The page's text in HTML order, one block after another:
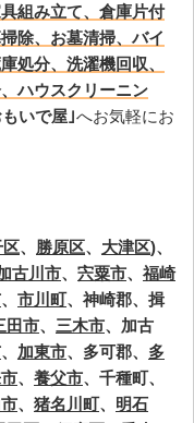
組み立て、倉庫片付
除、お墓清掃、バイ
処分、洗濯機回収、
ハウスクリーニン
もいで屋｣へお気軽にお
区、 勝原区、 大津区)、
古川市、 宍粟市、 福崎
、 市川町、神崎郡、揖
田市、 三木市、加古
、 加東市、多可郡、 多
、 養父市、千種町、
、 猪名川町、 明石